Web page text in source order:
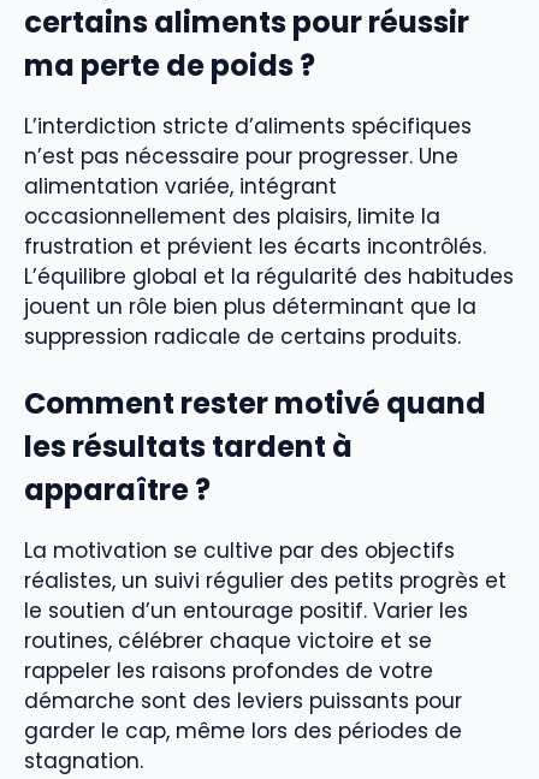
certains aliments pour réussir
ma perte de poids ?
L’interdiction stricte d’aliments spécifiques
n’est pas nécessaire pour progresser. Une
alimentation variée, intégrant
occasionnellement des plaisirs, limite la
frustration et prévient les écarts incontrôlés.
L’équilibre global et la régularité des habitudes
jouent un rôle bien plus déterminant que la
suppression radicale de certains produits.
Comment rester motivé quand
les résultats tardent à
apparaître ?
La motivation se cultive par des objectifs
réalistes, un suivi régulier des petits progrès et
le soutien d’un entourage positif. Varier les
routines, célébrer chaque victoire et se
rappeler les raisons profondes de votre
démarche sont des leviers puissants pour
garder le cap, même lors des périodes de
stagnation.